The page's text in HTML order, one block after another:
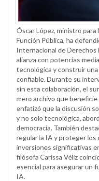
Óscar López, ministro para
Función Pública, ha
Internacional de Derechos
alianza con potencias
tecnológica y construir
confiable. Durante su
sin esta colaboración, el
mero archivo que
enfatizó que la discusión
y no solo tecnológica,
democracia. También
regular la IA y proteger los
inversiones significativas
filósofa Carissa Véliz
esencial para asegurar un
IA.